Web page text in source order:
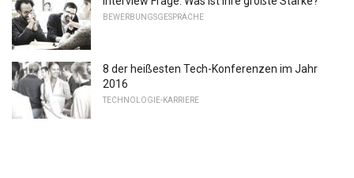
BEWERBUNGSGESPRÄCHE
8 der heißesten Tech-Konferenzen im Jahr
2016
TECHNOLOGIE-KARRIERE